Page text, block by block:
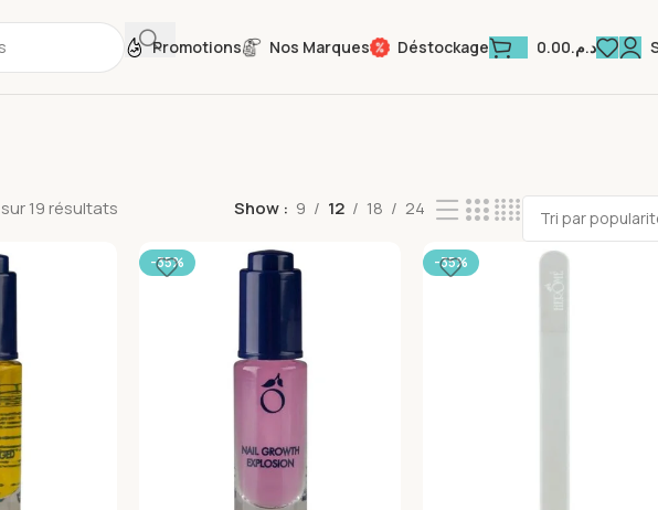
Promotions Nos Marques Déstockage د.م.0.00
19 résultats Show 9 12 18 24
-35% -35%